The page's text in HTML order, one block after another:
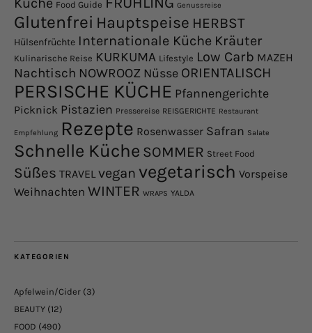
Food Guide Genussreise
Glutenfrei Hauptspeise HERBST
Hülsenfrüchte Internationale Küche Kräuter
Kulinarische Reise KURKUMA Lifestyle Low Carb MAZEH
Nachtisch NOWROOZ Nüsse ORIENTALISCH
PERSISCHE KÜCHE Pfannengerichte
Picknick Pistazien Pressereise REISGERICHTE Restaurant
Empfehlung Rezepte Rosenwasser Safran Salate
Schnelle Küche SOMMER Street Food
Süßes TRAVEL vegan vegetarisch Vorspeise
Weihnachten WINTER WRAPS YALDA
KATEGORIEN
Apfelwein/Cider (3)
BEAUTY (12)
FOOD (490)